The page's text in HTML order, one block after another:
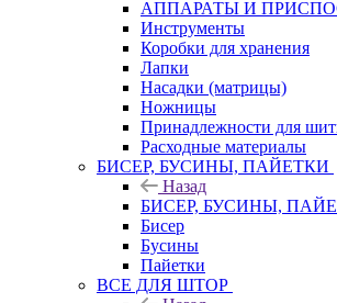
АППАРАТЫ И
Инструменты
Коробки для хранения
Лапки
Насадки (матрицы)
Ножницы
Принадлежности для
Расходные материалы
БИСЕР, БУСИНЫ, ПАЙЕТКИ
Назад
БИСЕР, БУСИНЫ,
Бисер
Бусины
Пайетки
ВСЕ ДЛЯ ШТОР